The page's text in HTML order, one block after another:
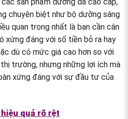
sản phẩm dưỡng da cao cấp,
chuyên biệt như bộ dưỡng sáng
quan trọng nhất là bạn cần cân
xứng đáng với số tiền bỏ ra hay
dù có mức giá cao hơn so với
trường, nhưng những lợi ích mà
xứng đáng với sự đầu tư của
quả rõ rệt